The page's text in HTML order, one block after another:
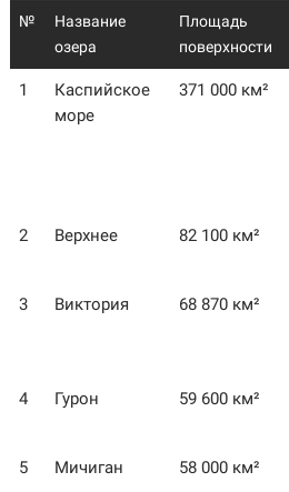
№
Название
озера
Площадь
поверхности
1
Каспийское
море
371 000 км²
2 Верхнее 82 100 км²
3 Виктория 68 870 км²
4 Гурон 59 600 км²
5 Мичиган 58 000 км²